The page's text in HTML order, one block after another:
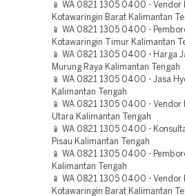
📱 WA 0821 1305 0400 -
Kotawaringin Barat Kalimantan
📱 WA 0821 1305 0400 -
Kotawaringin Timur Kalimantan
📱 WA 0821 1305 0400 - Harga
Murung Raya Kalimantan Tengah
📱 WA 0821 1305 0400 - Jasa
Kalimantan Tengah
📱 WA 0821 1305 0400 -
Utara Kalimantan Tengah
📱 WA 0821 1305 0400 -
Pisau Kalimantan Tengah
📱 WA 0821 1305 0400 -
Kalimantan Tengah
📱 WA 0821 1305 0400 -
Kotawaringin Barat Kalimantan